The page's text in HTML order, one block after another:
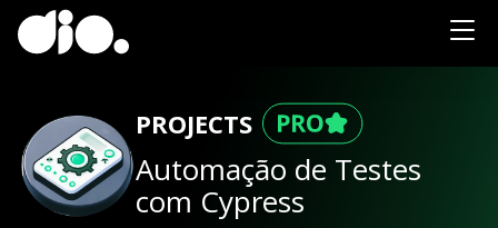
PROJECTS
Automação de Testes
com Cypress